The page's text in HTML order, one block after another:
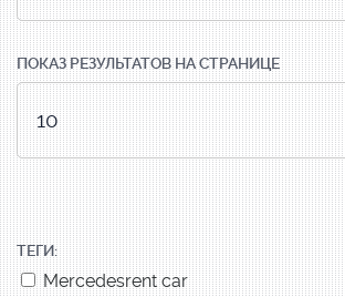
ПОКАЗ РЕЗУЛЬТАТОВ НА СТРАНИЦЕ
ТЕГИ:
Mercedesrent car